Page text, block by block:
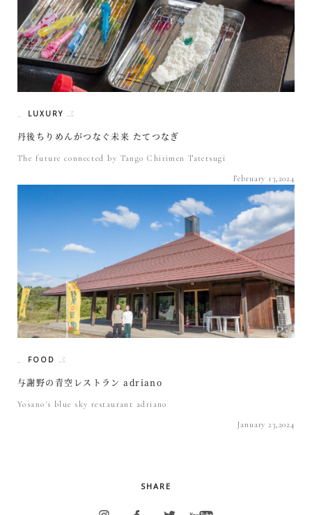
LUXURY
丹後ちりめんがつなぐ未来 たてつなぎ
The future connected by Tango Chirimen Tatetsugi
February 13,2024
FOOD
与謝野の青空レストラン adriano
Yosano's blue sky restaurant adriano
January 23,2024
SHARE